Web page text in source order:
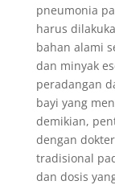
pneumonia
harus
bahan alami
dan minyak
peradangan
bayi yang
demikian,
dengan
tradisional
dan dosis